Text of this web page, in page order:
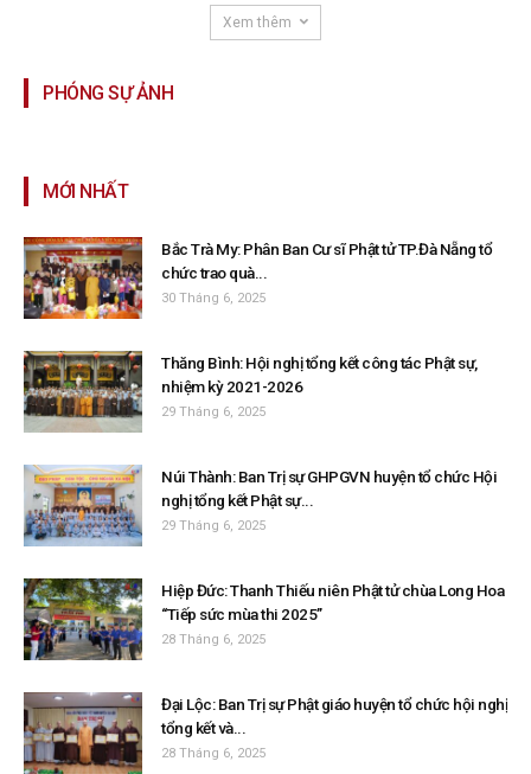
Xem thêm
PHÓNG SỰ ẢNH
MỚI NHẤT
Bắc Trà My: Phân Ban Cư sĩ Phật tử TP.Đà Nẵng tổ
chức trao quà...
30 Tháng 6, 2025
Thăng Bình: Hội nghị tổng kết công tác Phật sự,
nhiệm kỳ 2021-2026
29 Tháng 6, 2025
Núi Thành: Ban Trị sự GHPGVN huyện tổ chức Hội
nghị tổng kết Phật sự...
29 Tháng 6, 2025
Hiệp Đức: Thanh Thiếu niên Phật tử chùa Long Hoa
“Tiếp sức mùa thi 2025”
28 Tháng 6, 2025
Đại Lộc: Ban Trị sự Phật giáo huyện tổ chức hội nghị
tổng kết và...
28 Tháng 6, 2025